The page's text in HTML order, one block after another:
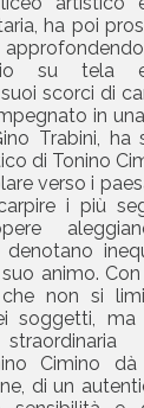
ha poi
su tela
scorci di
in
Trabini, ha
di Tonino
verso i
i più
animo.
che non si
soggetti,
Cimino
di un